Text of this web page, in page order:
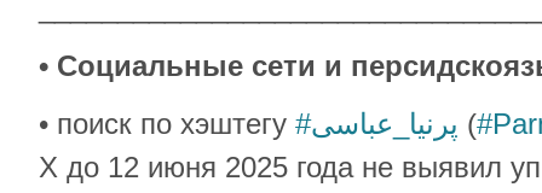
• Социальные сети и
• поиск по хэштегу
#پرنیا_عباسی (
X до 12 июня 2025 года не выявил